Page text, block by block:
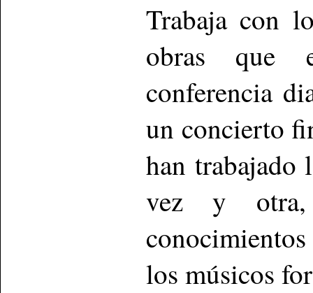
Trabaja con
obras que
conferencia
un concierto
han trabajado
vez y
los músicos